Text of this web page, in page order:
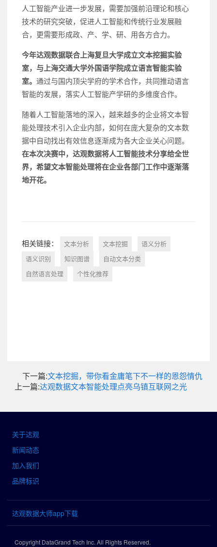
人工智能产业进一步发展，需要加强前沿理论和核心
技术的研究突破，促进人工智能和传统行业发展融
合，更需要形成政、产、学、研、用各方合力。
今年达观数据联合上海复旦大学成立文本挖掘实验
室，与上海交通大学外国语学院成立语言智能实验
室。 通过与国内顶尖学府的学术合作，共同推动语言
智能的发展，落实人工智能产学研的多维度合作。
随着人工智能落地的深入，越来越多的企业将文本智
能处理技术引入企业内部，如何在庞大复杂的文本数
据中自动找出有效信息逐渐成为各大企业关心问题。
在本次决赛中，达观数据将人工智能技术分享给全世
界，希望文本智能处理将在企业各部门工作中逐渐落
地开花。
相关链接： 文本分析 文本挖掘 语义分析
语义识别 知识图谱 自动文本分类
自然语言处理 个性化推荐
下一篇:文本挖掘，带你看金庸笔下不一样的恩怨情仇
上一篇:达观数据文本智能处理点亮乌镇互联网之光
关于达观
新闻动态
加入我们
品牌标识
达观数据大师app下载
Copyright DataGrand Tech Inc. All Rights Reserved.